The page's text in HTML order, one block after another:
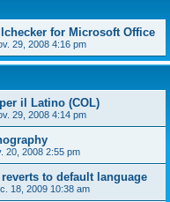
for Microsoft Office
29, 2008 4:16 pm
il Latino (COL)
29, 2008 4:14 pm
20, 2008 2:55 pm
to default language
18, 2009 10:38 am